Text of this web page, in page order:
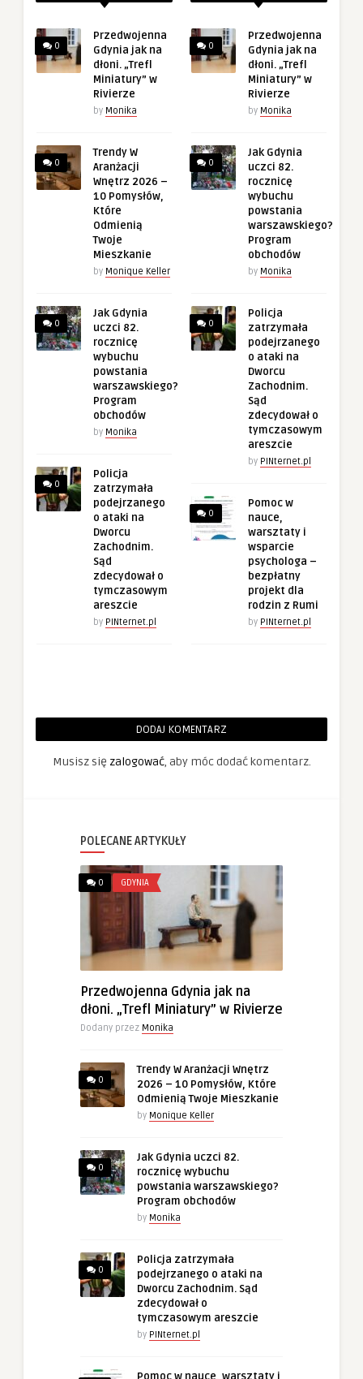
0
Przedwojenna
Gdynia jak na
dłoni. „Trefl
Miniatury” w
Rivierze
by Monika
0
Trendy W
Aranżacji
Wnętrz 2026 –
10 Pomysłów,
Które
Odmienią
Twoje
Mieszkanie
by Monique Keller
0
Jak Gdynia
uczci 82.
rocznicę
wybuchu
powstania
warszawskiego?
Program
obchodów
by Monika
0
Policja
zatrzymała
podejrzanego
o ataki na
Dworcu
Zachodnim.
Sąd
zdecydował o
tymczasowym
areszcie
by PINternet.pl
0
Przedwojenna
Gdynia jak na
dłoni. „Trefl
Miniatury” w
Rivierze
by Monika
0
Jak Gdynia
uczci 82.
rocznicę
wybuchu
powstania
warszawskiego?
Program
obchodów
by Monika
0
Policja
zatrzymała
podejrzanego
o ataki na
Dworcu
Zachodnim.
Sąd
zdecydował o
tymczasowym
areszcie
by PINternet.pl
0
Pomoc w
nauce,
warsztaty i
wsparcie
psychologa –
bezpłatny
projekt dla
rodzin z Rumi
by PINternet.pl
DODAJ KOMENTARZ
Musisz się zalogować, aby móc dodać komentarz.
POLECANE ARTYKUŁY
0 GDYNIA
Przedwojenna Gdynia jak na
dłoni. „Trefl Miniatury” w Rivierze
Dodany przez Monika
0
Trendy W Aranżacji Wnętrz
2026 – 10 Pomysłów, Które
Odmienią Twoje Mieszkanie
by Monique Keller
0
Jak Gdynia uczci 82.
rocznicę wybuchu
powstania warszawskiego?
Program obchodów
by Monika
0
Policja zatrzymała
podejrzanego o ataki na
Dworcu Zachodnim. Sąd
zdecydował o
tymczasowym areszcie
by PINternet.pl